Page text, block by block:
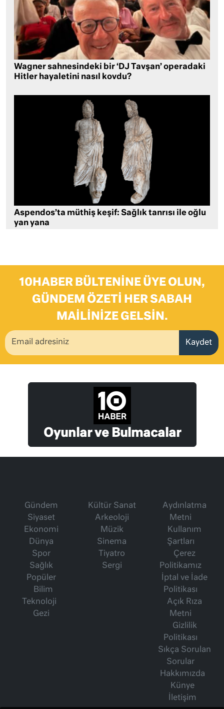
Wagner sahnesindeki bir ‘DJ Tavşan’ operadaki
Hitler hayaletini nasıl kovdu?
Aspendos’ta müthiş keşif: Sağlık tanrısı ile oğlu
yan yana
10HABER BÜLTENINE ÜYE OLUN,
GÜNDEM ÖZETI HER SABAH
MAILINIZE GELSIN.
Kaydet
Oyunlar ve Bulmacalar
Gündem
Siyaset
Ekonomi
Dünya
Spor
Sağlık
Popüler
Bilim
Teknoloji
Gezi
Kültür Sanat
Arkeoloji
Müzik
Sinema
Tiyatro
Sergi
Aydınlatma
Metni
Kullanım
Şartları
Çerez
Politikamız
İptal ve İade
Politikası
Açık Rıza
Metni
Gizlilik
Politikası
Sıkça Sorulan
Sorular
Hakkımızda
Künye
İletişim